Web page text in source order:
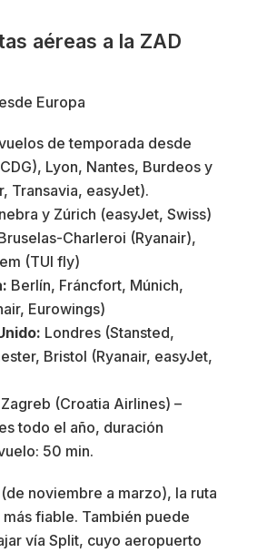
aéreas a la ZAD
de temporada desde
Lyon, Nantes, Burdeos y
Transavia, easyJet).
y Zúrich (easyJet, Swiss)
Charleroi (Ryanair),
(TUI fly)
Berlín, Fráncfort, Múnich,
Eurowings)
Londres (Stansted,
Bristol (Ryanair, easyJet,
Zagreb (Croatia Airlines) –
todo el año, duración
50 min.
noviembre a marzo), la ruta
fiable. También puede
vía Split, cuyo aeropuerto